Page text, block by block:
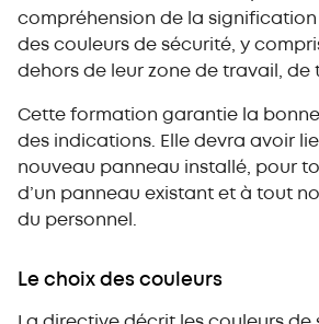
compréhension de la signification
des couleurs de sécurité, y
dehors de leur zone de travail, de
Cette formation garantie la
des indications. Elle devra avoir
nouveau panneau installé, pour
d’un panneau existant et à tout
du personnel.
Le choix des couleurs